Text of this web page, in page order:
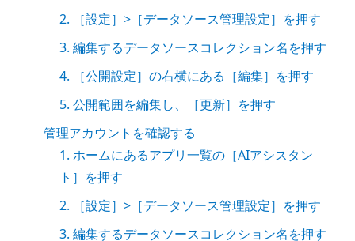
2. ［設定］>［データソース管理設定］を押す
3. 編集するデータソースコレクション名を押す
4. ［公開設定］の右横にある［編集］を押す
5. 公開範囲を編集し、［更新］を押す
管理アカウントを確認する
1. ホームにあるアプリ一覧の［AIアシスタン
ト］を押す
2. ［設定］>［データソース管理設定］を押す
3. 編集するデータソースコレクション名を押す